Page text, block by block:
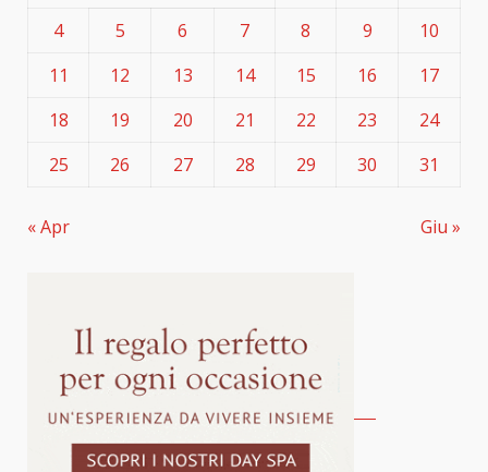
4
5 6 7 8 9
10
11
12 13 14 15 16
17
18
19 20 21 22 23
24
25
26 27 28 29 30 31
« Apr Giu »